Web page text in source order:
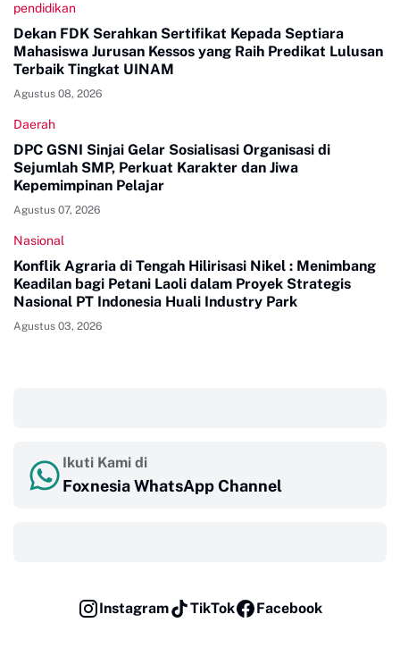
pendidikan
Dekan FDK Serahkan Sertifikat Kepada Septiara
Mahasiswa Jurusan Kessos yang Raih Predikat Lulusan
Terbaik Tingkat UINAM
Agustus 08, 2026
Daerah
DPC GSNI Sinjai Gelar Sosialisasi Organisasi di
Sejumlah SMP, Perkuat Karakter dan Jiwa
Kepemimpinan Pelajar
Agustus 07, 2026
Nasional
Konflik Agraria di Tengah Hilirisasi Nikel : Menimbang
Keadilan bagi Petani Laoli dalam Proyek Strategis
Nasional PT Indonesia Huali Industry Park
Agustus 03, 2026
Ikuti Kami di
Foxnesia WhatsApp Channel
Instagram TikTok Facebook